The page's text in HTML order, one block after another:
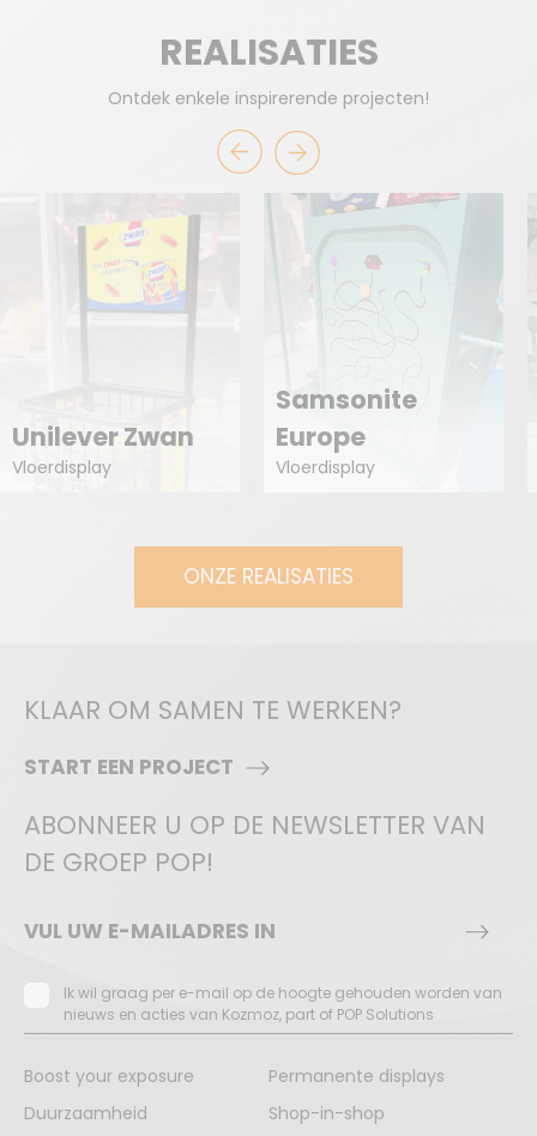
REALISATIES
Ontdek enkele inspirerende projecten!
Unilever Zwan
Vloerdisplay
Samsonite
Europe
Vloerdisplay
ONZE REALISATIES
KLAAR OM SAMEN TE WERKEN?
START EEN PROJECT
ABONNEER U OP DE NEWSLETTER VAN
DE GROEP POP!
Ik wil graag per e-mail op de hoogte gehouden worden van
nieuws en acties van Kozmoz, part of POP Solutions
Boost your exposure
Duurzaamheid
Permanente displays
Shop-in-shop